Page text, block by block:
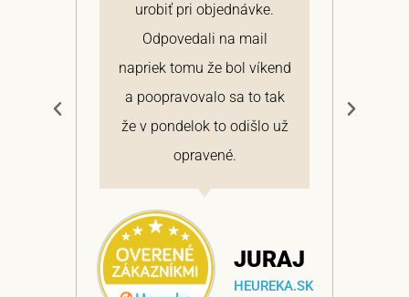
urobiť pri objednávke.
Odpovedali na mail
napriek tomu že bol víkend
a poopravovalo sa to tak
že v pondelok to odišlo už
opravené.
JURAJ
HEUREKA.SK